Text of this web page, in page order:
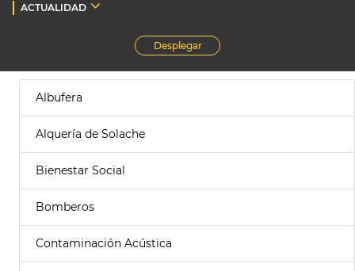
ACTUALIDAD
Desplegar
Albufera
Alquería de Solache
Bienestar Social
Bomberos
Contaminación Acústica